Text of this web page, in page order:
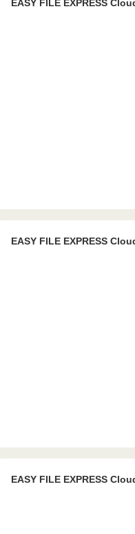
EASY FILE EXPRESS
EASY FILE EXPRESS
EASY FILE EXPRESS